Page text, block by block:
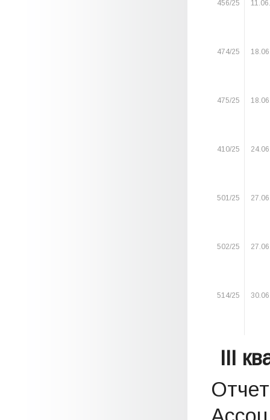
456/25
474/25
475/25
410/25
501/25
502/25
514/25
III